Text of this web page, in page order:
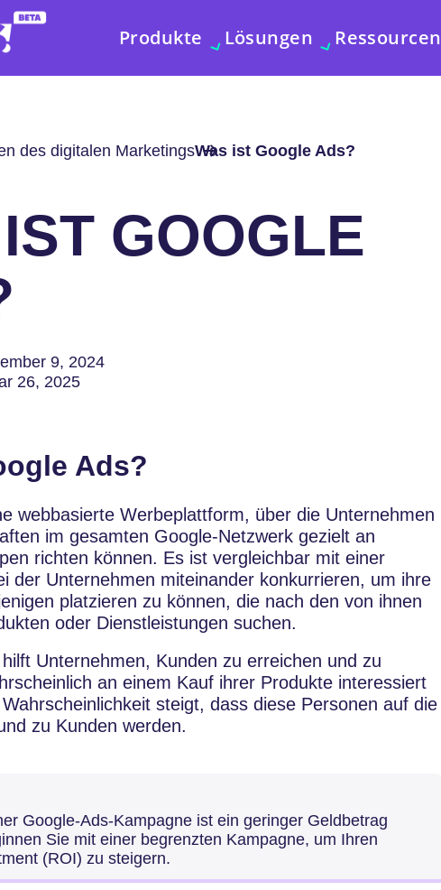
Produkte Lösungen Ressourcen
des digitalen MarketingsWas ist Google Ads?
GOOGLE
9, 2024
26, 2025
Ads?
webbasierte Werbeplattform, über die Unternehmen
im gesamten Google-Netzwerk gezielt an
richten können. Es ist vergleichbar mit einer
der Unternehmen miteinander konkurrieren, um ihre
platzieren zu können, die nach den von ihnen
oder Dienstleistungen suchen.
Unternehmen, Kunden zu erreichen und zu
an einem Kauf ihrer Produkte interessiert
steigt, dass diese Personen auf die
zu Kunden werden.
Google-Ads-Kampagne ist ein geringer Geldbetrag
Sie mit einer begrenzten Kampagne, um Ihren
(ROI) zu steigern.